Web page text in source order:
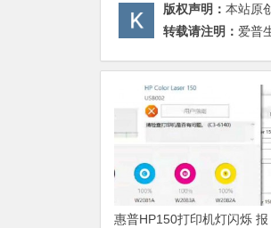
版权声明： 本站原
转载请注明： 爱普
惠普HP150打印机灯闪烁 报